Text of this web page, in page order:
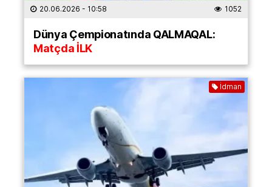
20.06.2026 - 10:58 1052
Dünya Çempionatında QALMAQAL:
Matçda İLK
İdman